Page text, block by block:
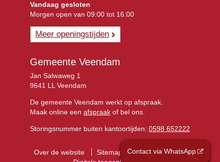
Contact via WhatsApp
Vandaag gesloten
Morgen open van 09:00 tot 16:00
Meer openingstijden
Gemeente Veendam
Jan Salwaweg 1
9641 LL Veendam
De gemeente Veendam werkt op afspraak.
Maak online een afspraakof bel ons.
Storingsnummer buiten kantoortijden: 0598 652222
Over de website Sitemap
Privacyverklaring